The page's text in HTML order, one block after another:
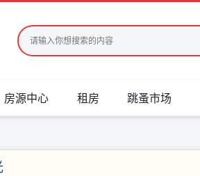
房源中心 租房 跳蚤市场